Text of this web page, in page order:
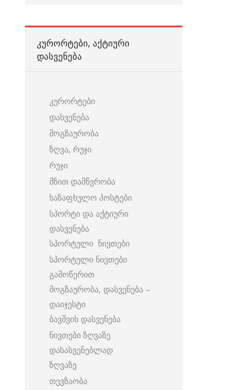
ᲙᲣᲠᲝᲠᲢᲔᲑᲘ, ᲐᲥᲢᲘᲣᲠᲘ
ᲓᲐᲡᲕᲔᲜᲔᲑᲐ
კურორტები
დასვენება
მოგზაურობა
ზღვა, რუჯი
რუჯი
მზით დამწვრობა
საზაფხულო პოსტები
სპორტი და აქტიური
დასვენება
სპორტული ნივთები
სპორტული ნივთები
გამოწერით
მოგზაურობა, დასვენება –
დაიჯესტი
ბავშვის დასვენება
ნივთები ზღვაზე
დასასვენებლად
ზღვაზე
თევზაობა